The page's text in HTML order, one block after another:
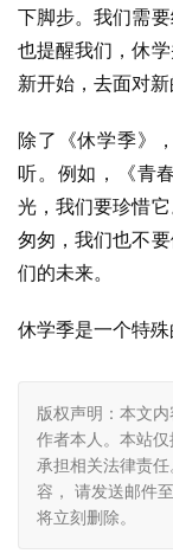
下脚步。我们需
也提醒我们，休
新开始，去面对新
除了《休学季》
听。例如，《青
光，我们要珍惜
匆匆，我们也不
们的未来。
休学季是一个特殊
版权声明：本文
作者本人。本站
承担相关法律责
容， 请发送邮件
将立刻删除。